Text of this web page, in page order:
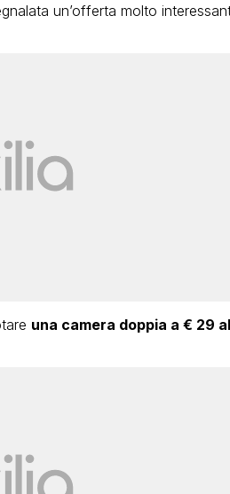
un’offerta molto
una camera doppia a € 29